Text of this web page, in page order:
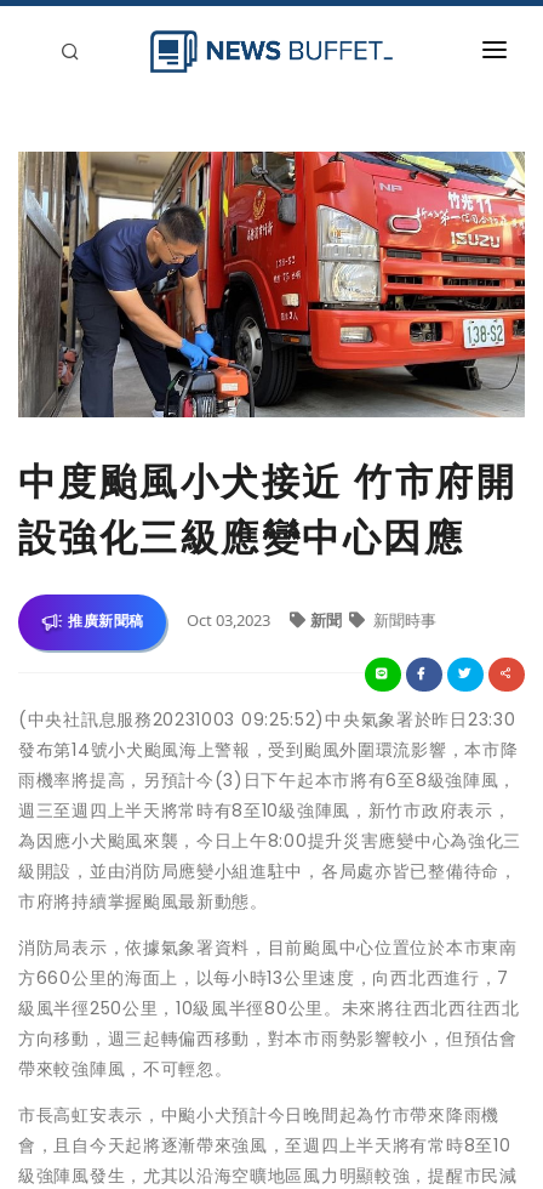
新聞稿分類
登入
刊登
中度颱風小犬接近 竹市府開
設強化三級應變中心因應
推廣新聞稿 Oct 03,2023 新聞 新聞時事
(中央社訊息服務20231003 09:25:52)中央氣象署於昨日23:30
發布第14號小犬颱風海上警報，受到颱風外圍環流影響，本市降
雨機率將提高，另預計今(3)日下午起本市將有6至8級強陣風，
週三至週四上半天將常時有8至10級強陣風，新竹市政府表示，
為因應小犬颱風來襲，今日上午8:00提升災害應變中心為強化三
級開設，並由消防局應變小組進駐中，各局處亦皆已整備待命，
市府將持續掌握颱風最新動態。
消防局表示，依據氣象署資料，目前颱風中心位置位於本市東南
方660公里的海面上，以每小時13公里速度，向西北西進行，7
級風半徑250公里，10級風半徑80公里。未來將往西北西往西北
方向移動，週三起轉偏西移動，對本市雨勢影響較小，但預估會
帶來較強陣風，不可輕忽。
市長高虹安表示，中颱小犬預計今日晚間起為竹市帶來降雨機
會，且自今天起將逐漸帶來強風，至週四上半天將有常時8至10
級強陣風發生，尤其以沿海空曠地區風力明顯較強，提醒市民減